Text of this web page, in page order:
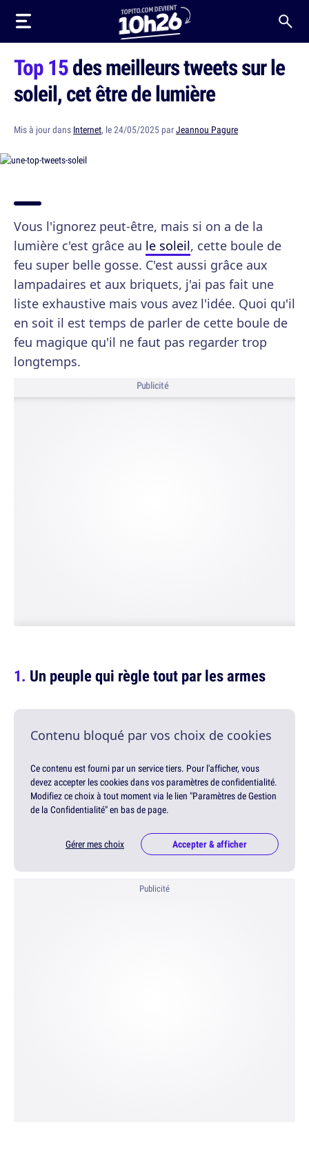
Top 15des meilleurs tweets sur le
soleil, cet être de lumière
Mis à jour dans Internet, le 24/05/2025 parJeannou Pagure
Vous l'ignorez peut-être, mais si on a de la
lumière c'est grâce au le soleil, cette boule de
feu super belle gosse. C'est aussi grâce aux
lampadaires et aux briquets, j'ai pas fait une
liste exhaustive mais vous avez l'idée. Quoi qu'il
en soit il est temps de parler de cette boule de
feu magique qu'il ne faut pas regarder trop
longtemps.
Publicité
Un peuple qui règle tout par les armes
Contenu bloqué par vos choix de cookies
Ce contenu est fourni par un service tiers. Pour l'afficher, vous
devez accepter les cookies dans vos paramètres de confidentialité.
Modifiez ce choix à tout moment via le lien "Paramètres de Gestion
de la Confidentialité" en bas de page.
Gérer mes choix Accepter & afficher
Publicité